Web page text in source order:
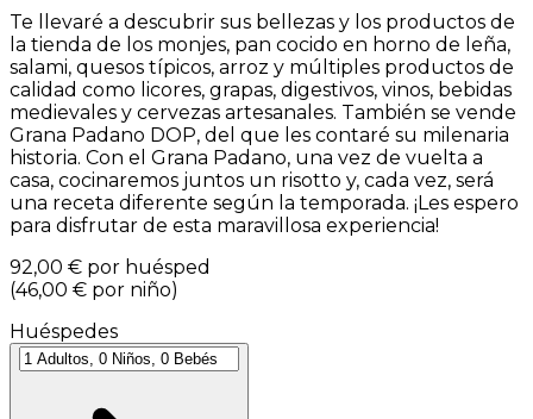
Te llevaré a descubrir sus bellezas y los productos de
la tienda de los monjes, pan cocido en horno de leña,
salami, quesos típicos, arroz y múltiples productos de
calidad como licores, grapas, digestivos, vinos, bebidas
medievales y cervezas artesanales. También se vende
Grana Padano DOP, del que les contaré su milenaria
historia. Con el Grana Padano, una vez de vuelta a
casa, cocinaremos juntos un risotto y, cada vez, será
una receta diferente según la temporada. ¡Les espero
para disfrutar de esta maravillosa experiencia!
92,00 € por huésped
(46,00 € por niño)
Huéspedes